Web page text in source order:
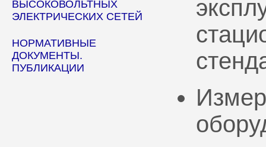
ВЫСОКОВОЛЬТНЫХ
ЭЛЕКТРИЧЕСКИХ СЕТЕЙ
НОРМАТИВНЫЕ
ДОКУМЕНТЫ.
ПУБЛИКАЦИИ